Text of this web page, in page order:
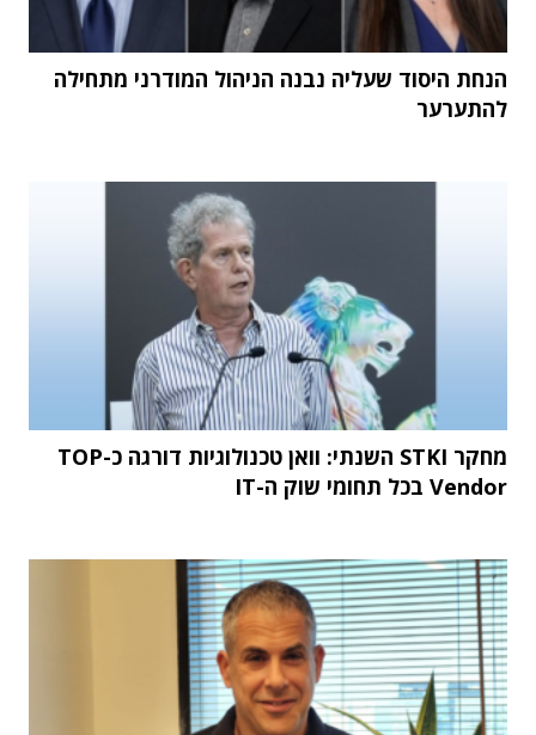
הנחת היסוד שעליה נבנה הניהול המודרני מתחילה
להתערער
מחקר STKI השנתי: וואן טכנולוגיות דורגה כ-TOP
Vendor בכל תחומי שוק ה-IT